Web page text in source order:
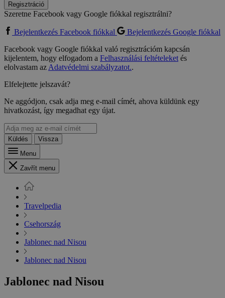
Regisztráció
Szeretne Facebook vagy Google fiókkal regisztrálni?
Bejelentkezés Facebook fiókkal
Bejelentkezés Google fiókkal
Facebook vagy Google fiókkal való regisztrációm kapcsán
kijelentem, hogy elfogadom a Felhasználási feltételeketés
elolvastam azAdatvédelmi szabályzatot..
Elfelejtette jelszavát?
Ne aggódjon, csak adja meg e-mail címét, ahova küldünk egy
hivatkozást, így megadhat egy újat.
Küldés
Vissza
Menu
Zavřít menu
Travelpedia
Csehország
Jablonec nad Nisou
Jablonec nad Nisou
Jablonec nad Nisou